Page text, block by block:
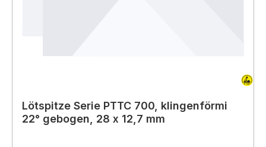
Lötspitze Serie PTTC 700, klingenförmi
22° gebogen, 28 x 12,7 mm